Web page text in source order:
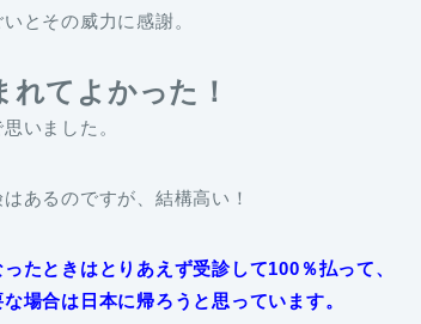
とその威力に感謝。
れてよかった！
いました。
あるのですが、結構高い！
たときはとりあえず受診して100％払って、
場合は日本に帰ろうと思っています。